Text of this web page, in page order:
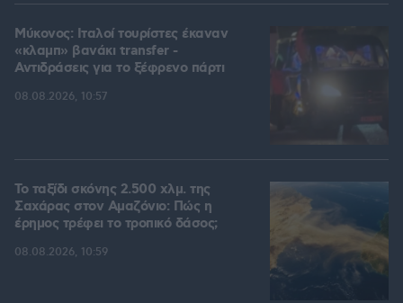
Μύκονος: Ιταλοί τουρίστες έκαναν
«κλαμπ» βανάκι transfer -
Αντιδράσεις για το ξέφρενο πάρτι
08.08.2026, 10:57
Το ταξίδι σκόνης 2.500 χλμ. της
Σαχάρας στον Αμαζόνιο: Πώς η
έρημος τρέφει το τροπικό δάσος;
08.08.2026, 10:59